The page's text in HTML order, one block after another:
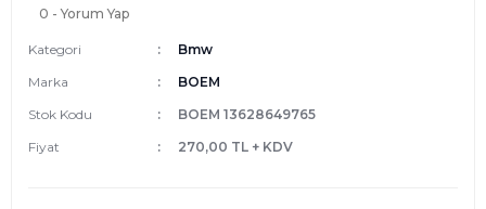
0 - Yorum Yap
Kategori
Bmw
Marka
BOEM
Stok Kodu
BOEM 13628649765
Fiyat
270,00 TL + KDV